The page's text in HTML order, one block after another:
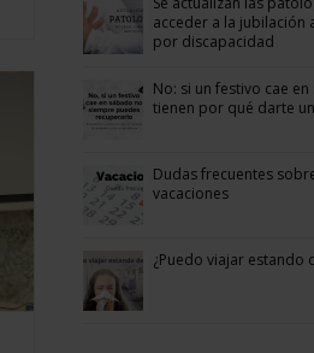
acceder a la jubilación
por discapacidad
No: si un festivo cae
tienen por qué darte
Dudas frecuentes
vacaciones
¿Puedo viajar estando